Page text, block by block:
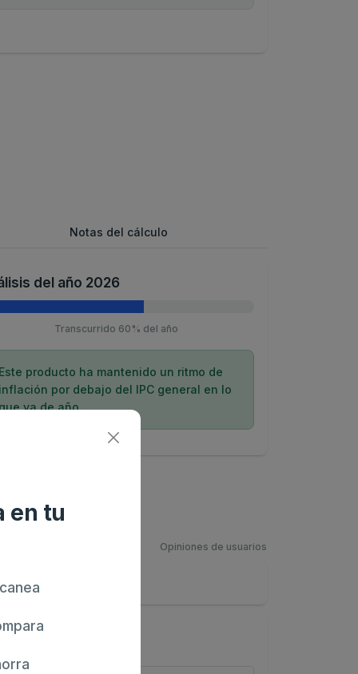
Notas del cálculo
del año 2026
Transcurrido 60% del año
Este producto ha mantenido un ritmo de
inflación por debajo del IPC general en lo
va de año.
Opiniones de usuarios
en tu